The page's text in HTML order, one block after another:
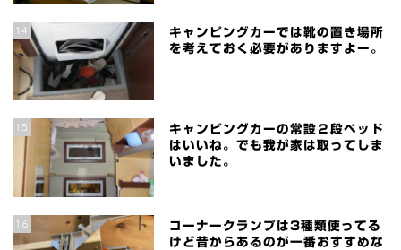
14
キャンピングカーでは靴の置き場所
を考えておく必要がありますよー。
15
キャンピングカーの常設２段ベッド
はいいね。でも我が家は取ってしま
いました。
16
コーナークランプは3種類使ってる
けど昔からあるのが一番おすすめな